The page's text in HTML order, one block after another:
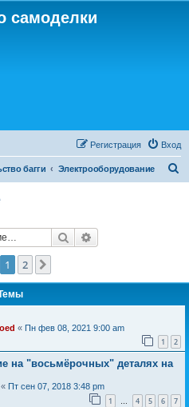
самоделки
Вход
Регистрация
багги Электрооборудование
Поиск
1 2
« Пн фев 08, 2021 9:00 am
1 2
на "восьмёрочных" деталях на
« Пт сен 07, 2018 3:48 pm
1 … 4 5 6 7